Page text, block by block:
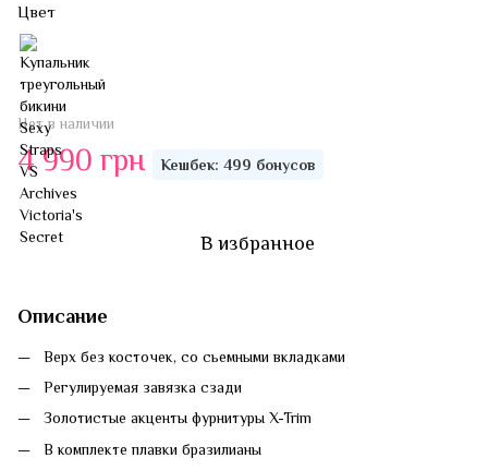
Цвет
Нет в наличии
4 990 грн Кешбек: 499 бонусов
В избранное
Описание
Верх без косточек, со сьемными вкладками
Регулируемая завязка сзади
Золотистые акценты фурнитуры X-Trim
В комплекте плавки бразилианы